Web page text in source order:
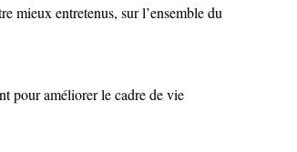
mieux entretenus, sur l’ensemble du
pour améliorer le cadre de vie